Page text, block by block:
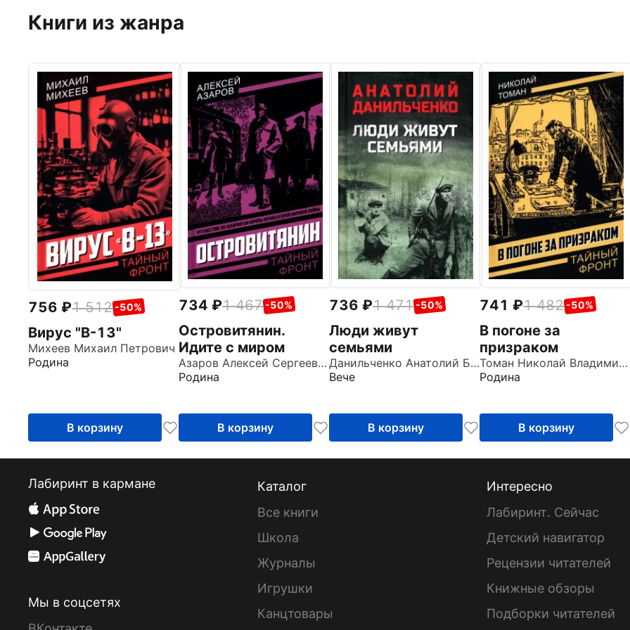
Книги из жанра
756 1 512 -50%
Вирус "В-13"
Михеев Михаил Петрович
Родина
В корзину
734 1 467 -50%
Островитянин.
Идите с миром
Азаров Алексей Сергеевич
Родина
В корзину
736 1 471 -50%
Люди живут
семьями
Данильченко Анатолий Борисович
Вече
В корзину
741 1 482 -50%
В погоне за
призраком
Томан Николай Владимирович
Родина
В корзину
Лабиринт в кармане
Мы в соцсетях
Каталог
Все книги
Школа
Журналы
Игрушки
Канцтовары
Интересно
Лабиринт. Сейчас
Детский навигатор
Рецензии читателей
Книжные обзоры
Подборки читателей